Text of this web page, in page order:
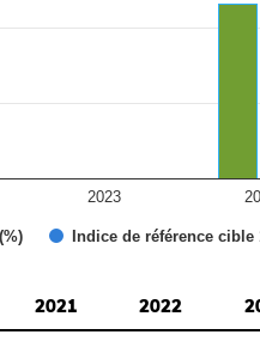
Indice de référence cible
2023
2021
2022